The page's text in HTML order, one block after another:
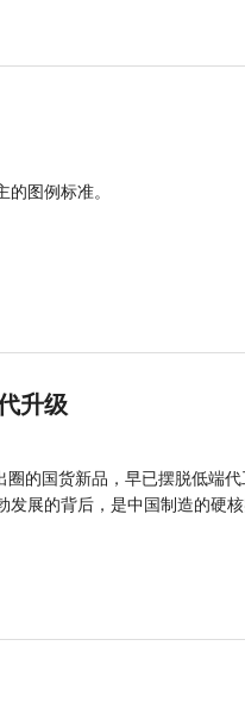
图例标准。
升级
圈的国货新品，早已摆脱低端
展的背后，是中国制造的硬核